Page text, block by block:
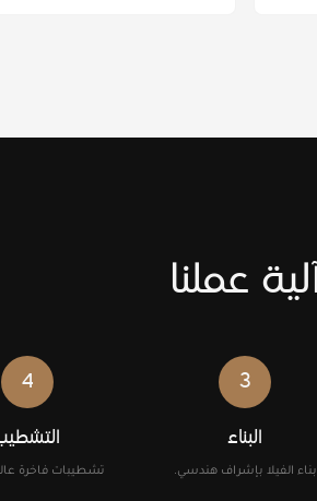
آلية عملنا
3
البناء
بناء الفيلا بإشراف هندسي.
4
تشطيبات فاخرة